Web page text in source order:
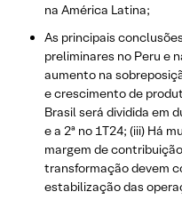
na América Latina;
As principais
preliminares no Peru e
aumento na
e crescimento de
Brasil será dividida em
e a 2ª no 1T24; (iii) Há
margem de
transformação devem
estabilização das